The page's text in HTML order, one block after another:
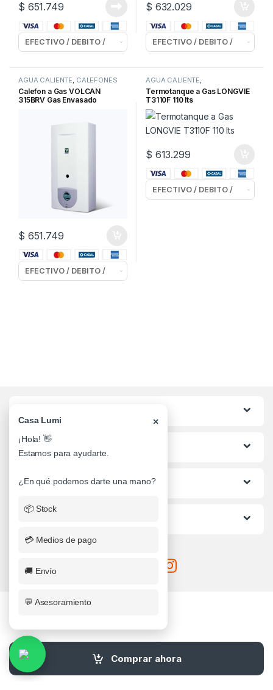
Comprar ahora
$ 651.749 $ 632.029
AGUA CALIENTE, CALEFONES
GAS
Calefon a Gas VOLCAN
315BRV Gas Envasado
$ 651.749
AGUA CALIENTE,
TERMOTANQUES GAS
Termotanque a Gas LONGVIE
T3110F 110 lts
$ 613.299
Informacion al Cliente
0341-4710482
Casa Lumi ×
¡Hola! 👋
Estamos para ayudarte.
¿En qué podemos darte una mano?
📦 Stock
💳 Medios de pago
🚚 Envío
💬 Asesoramiento